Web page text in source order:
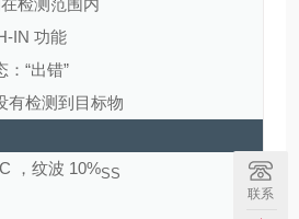
检测范围内
IN 功能
：“出错”
有检测到目标物
，纹波 10%SS
联系